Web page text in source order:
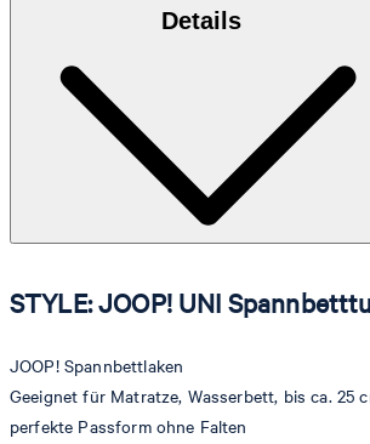
Details
STYLE: JOOP! UNI
JOOP! Spannbettlaken
Geeignet für Matratze, Wasserbett, bis ca. 25
perfekte Passform ohne Falten